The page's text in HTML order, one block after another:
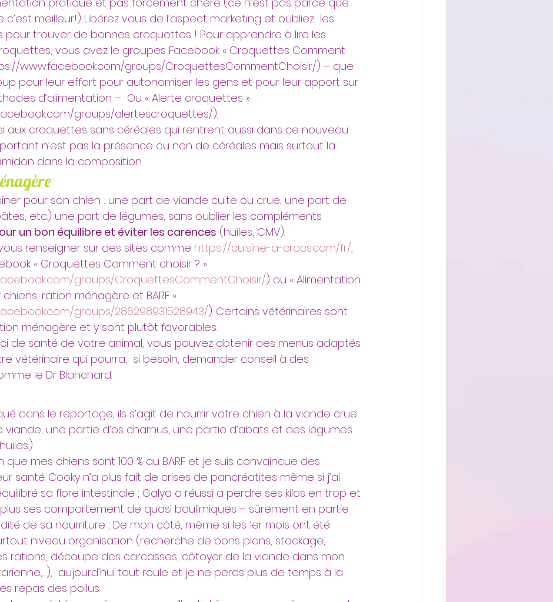
c’est meilleur!) Libérez vous de l’aspect marketing et oubliez  les
pour trouver de bonnes croquettes ! Pour apprendre à lire les
vous avez le groupes Facebook « Croquettes Comment
www.facebook.com/groups/CroquettesCommentChoisir/) – que
pour leur effort pour autonomiser les gens et pour leur apport sur
d’alimentation –  Ou « Alerte croquettes »
groups/alertescroquettes/).
aux croquettes sans céréales qui rentrent aussi dans ce nouveau
n’est pas la présence ou non de céréales mais surtout la
dans la composition.
pour son chien : une part de viande cuite ou crue, une part de
etc.) une part de légumes, sans oublier les compléments
un bon équilibre et éviter les carences (huiles, CMV).
renseigner sur des sites comme https://cuisine-a-crocs.com/fr/,
« Croquettes Comment choisir ? »
groups/CroquettesCommentChoisir/) ou « Alimentation
ration ménagère et BARF »
groups/286298931528943/). Certains vétérinaires sont
ménagère et y sont plutôt favorables.
de santé de votre animal, vous pouvez obtenir des menus adaptés
vétérinaire qui pourra,  si besoin, demander conseil à des
le Dr Blanchard.
dans le reportage, ils s’agit de nourrir votre chien à la viande crue
une partie d’os charnus, une partie d’abats et des légumes
mes chiens sont 100 % au BARF et je suis convaincue des
santé. Cooky n’a plus fait de crises de pancréatites même si j’ai
sa flore intestinale ; Galya a réussi a perdre ses kilos en trop et
ses comportement de quasi boulimiques – sûrement en partie
de sa nourriture ; De mon côté, même si les 1er mois ont été
niveau organisation (recherche de bons plans, stockage,
rations, découpe des carcasses, côtoyer de la viande dans mon
aujourd’hui tout roule et je ne perds plus de temps à la
repas des poilus.